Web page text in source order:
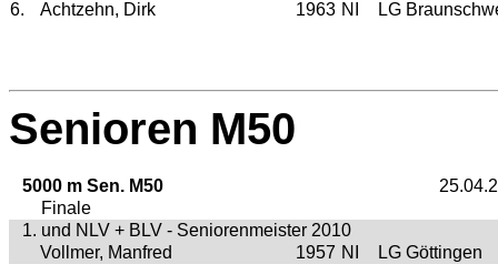
6.
Achtzehn, Dirk 1963 NI LG
Senioren M50
5000 m Sen. M50
Finale
1. und NLV + BLV - Seniorenmeister 2010
Vollmer, Manfred
1957 NI
LG Göttingen